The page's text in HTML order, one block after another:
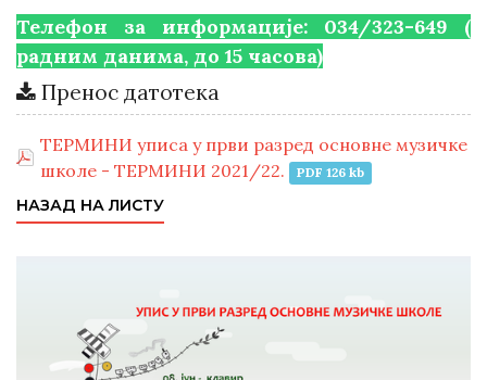
Телефон за информације: 034/323-649 (
радним данима, до 15 часова)
Пренос датотека
ТЕРМИНИ уписа у први разред основне музичке
школе - ТЕРМИНИ 2021/22.
PDF 126 kb
НАЗАД НА ЛИСТУ